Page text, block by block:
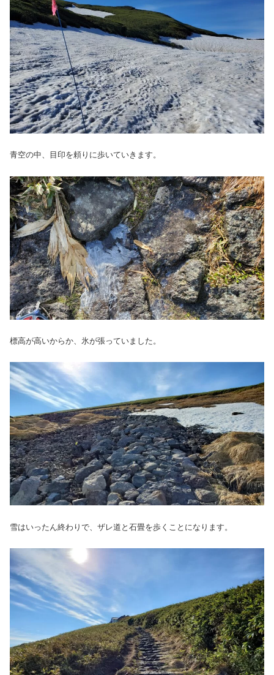
青空の中、目印を頼りに歩いていきます。
標高が高いからか、氷が張っていました。
雪はいったん終わりで、ザレ道と石畳を歩くことになります。